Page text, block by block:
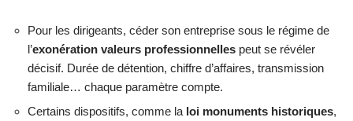
Pour les dirigeants, céder son entreprise sous le régime de
l’exonération valeurs professionnelles peut se révéler
décisif. Durée de détention, chiffre d’affaires, transmission
familiale… chaque paramètre compte.
Certains dispositifs, comme la loi monuments historiques,